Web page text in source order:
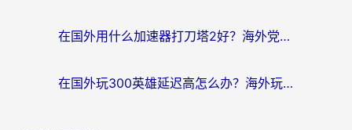
在国外用什么加速器打刀塔2好？海外党国服游戏加速避坑指南
在国外玩300英雄延迟高怎么办？海外玩家亲测有效的加速器选择指南